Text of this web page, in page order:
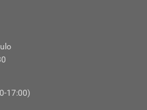
17:00)